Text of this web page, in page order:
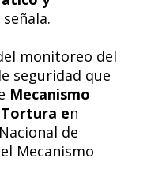
señala.
monitoreo del
seguridad que
Mecanismo
en
de
Mecanismo